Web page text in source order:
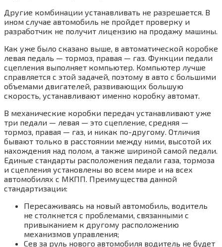
Другие комбинации устанавливать не разрешается. В
ином случае автомобиль не пройдет проверку и
разработчик не получит лицензию на продажу машины.
Как уже было сказано выше, в автоматической коробке
левая педаль — тормоз, правая — газ. Функции педали
сцепления выполняет компьютер. Компьютер лучше
справляется с этой задачей, поэтому в авто с большими
объемами двигателей, развивающих большую
скорость, устанавливают именно коробку автомат.
В механические коробки передач устанавливают уже
три педали — левая — это сцепление, средняя —
тормоз, правая — газ, и никак по-другому. Отличия
бывают только в расстоянии между ними, высотой их
нахождения над полом, а также шириной самой педали.
Единые стандарты расположения педали газа, тормоза
и сцепления установлены во всем мире и на всех
автомобилях с МКПП. Преимущества данной
стандартизации:
Пересаживаясь на новый автомобиль, водитель
не столкнется с проблемами, связанными с
привыканием к другому расположению
механизмов управления;
Сев за руль нового автомобиля водитель не будет